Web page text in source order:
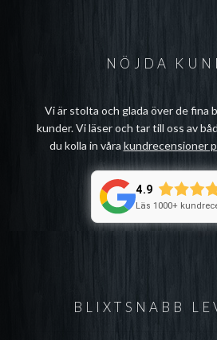
BLIXTSNABB
NÖJDA
Vi är stolta och glada över de fina
kunder. Vi läser och tar till oss av
du kolla in våra kundrecensioner
4.9
Läs 1000+